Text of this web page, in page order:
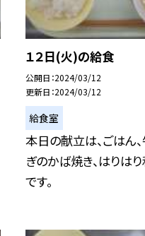
１２日(火)の給食
公開日 2024/03/12
更新日 2024/03/12
給食室
本日の献立は、ごはん、
ぎのかば焼き、はりは
です。